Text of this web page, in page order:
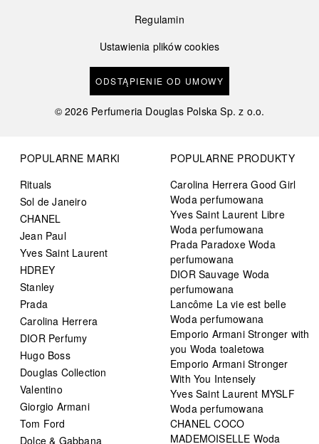
Regulamin
Ustawienia plików cookies
ODSTĄPIENIE OD UMOWY
©2026 Perfumeria Douglas Polska Sp. z o.o.
POPULARNE MARKI
Rituals
Sol de Janeiro
CHANEL
Jean Paul
Yves Saint Laurent
HDREY
Stanley
Prada
Carolina Herrera
DIOR Perfumy
Hugo Boss
Douglas Collection
Valentino
Giorgio Armani
Tom Ford
Dolce & Gabbana
POPULARNE PRODUKTY
Carolina Herrera Good Girl
Woda perfumowana
Yves Saint Laurent Libre
Woda perfumowana
Prada Paradoxe Woda
perfumowana
DIOR Sauvage Woda
perfumowana
Lancôme La vie est belle
Woda perfumowana
Emporio Armani Stronger with
you Woda toaletowa
Emporio Armani Stronger
With You Intensely
Yves Saint Laurent MYSLF
Woda perfumowana
CHANEL COCO
MADEMOISELLE Woda